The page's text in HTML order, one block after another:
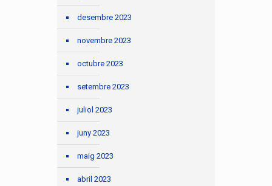
desembre 2023
novembre 2023
octubre 2023
setembre 2023
juliol 2023
juny 2023
maig 2023
abril 2023